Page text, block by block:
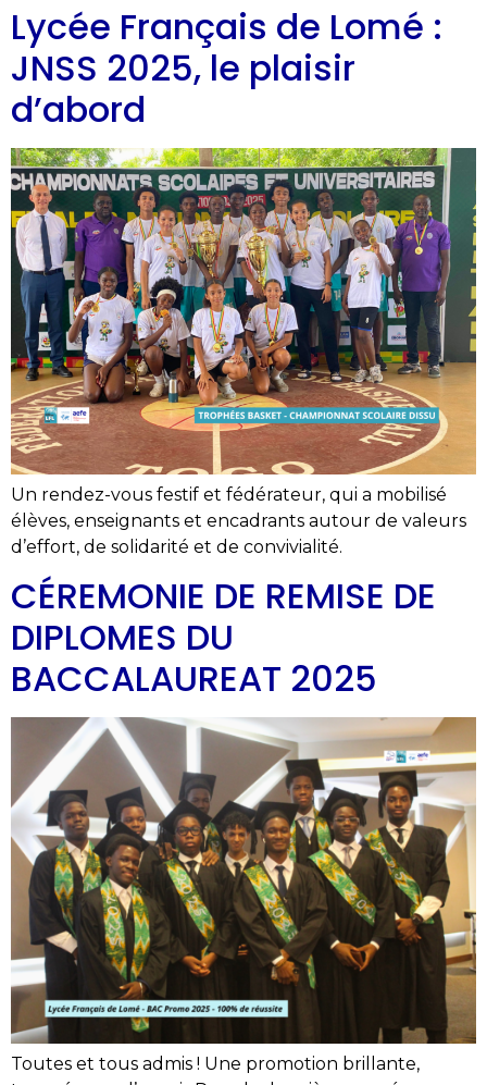
Lycée Français de Lomé :
JNSS 2025, le plaisir
d’abord
Un rendez-vous festif et fédérateur, qui a mobilisé
élèves, enseignants et encadrants autour de valeurs
d’effort, de solidarité et de convivialité.
CÉREMONIE DE REMISE DE
DIPLOMES DU
BACCALAUREAT 2025
Toutes et tous admis ! Une promotion brillante,